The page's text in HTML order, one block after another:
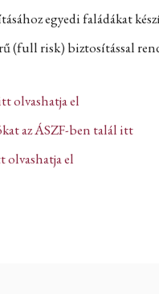
egyedi faládákat
(full risk) biztosítással
olvashatja el
az ÁSZF-ben talál itt
el